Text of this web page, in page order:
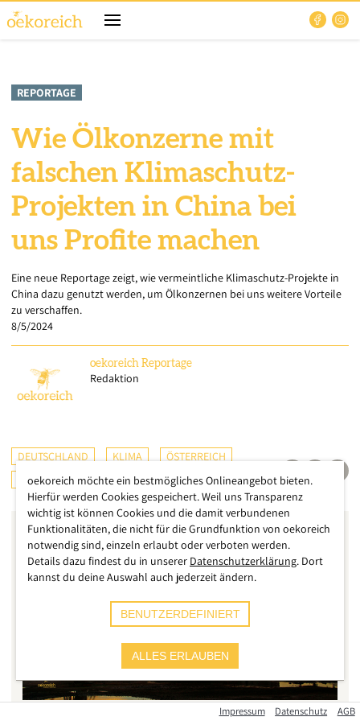
REPORTAGE
Wie Ölkonzerne mit
falschen Klimaschutz-
Projekten in China bei
uns Profite machen
Eine neue Reportage zeigt, wie vermeintliche Klimaschutz-Projekte in
China dazu genutzt werden, um Ölkonzernen bei uns weitere Vorteile
zu verschaffen.
8/5/2024
oekoreich Reportage
Redaktion
DEUTSCHLAND KLIMA
ÖSTERREICH
INTERNATIONAL
Impressum Datenschutz AGB
oekoreich möchte ein bestmögliches Onlineangebot bieten.
Hierfür werden Cookies gespeichert. Weil uns Transparenz
wichtig ist können Cookies und die damit verbundenen
Funktionalitäten, die nicht für die Grundfunktion von oekoreich
notwendig sind, einzeln erlaubt oder verboten werden.
Details dazu findest du in unserer Datenschutzerklärung. Dort
kannst du deine Auswahl auch jederzeit ändern.
BENUTZERDEFINIERT
ALLES ERLAUBEN